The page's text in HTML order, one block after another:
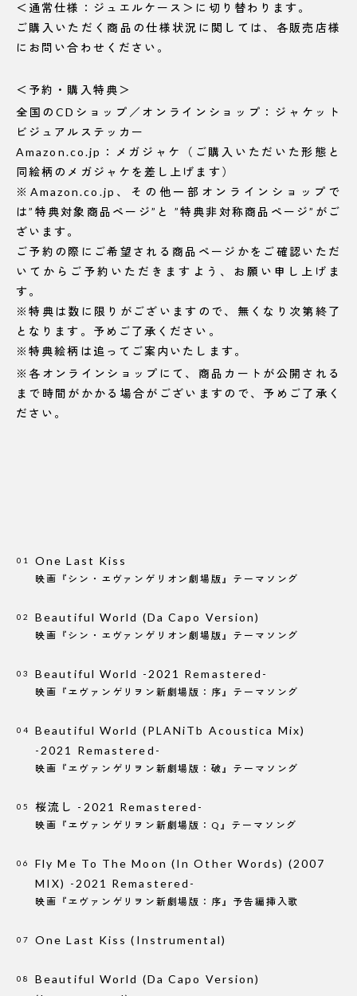
＜通常仕様：ジュエルケース＞に切り替わります。
ご購入いただく商品の仕様状況に関しては、各販売店様
にお問い合わせください。
＜予約・購入特典＞
全国のCDショップ／オンラインショップ：ジャケット
ビジュアルステッカー
Amazon.co.jp：メガジャケ（ご購入いただいた形態と
同絵柄のメガジャケを差し上げます）
※Amazon.co.jp、その他一部オンラインショップで
は”特典対象商品ページ”と ”特典非対称商品ページ”がご
ざいます。
ご予約の際にご希望される商品ページかをご確認いただ
いてからご予約いただきますよう、お願い申し上げま
す。
※特典は数に限りがございますので、無くなり次第終了
となります。予めご了承ください。
※特典絵柄は追ってご案内いたします。
※各オンラインショップにて、商品カートが公開される
まで時間がかかる場合がございますので、予めご了承く
ださい。
01 One Last Kiss
映画『シン・エヴァンゲリオン劇場版』テーマソング
02 Beautiful World (Da Capo Version)
映画『シン・エヴァンゲリオン劇場版』テーマソング
03 Beautiful World -2021 Remastered-
映画『ヱヴァンゲリヲン新劇場版：序』テーマソング
04 Beautiful World (PLANiTb Acoustica Mix)
-2021 Remastered-
映画『ヱヴァンゲリヲン新劇場版：破』テーマソング
05 桜流し -2021 Remastered-
映画『ヱヴァンゲリヲン新劇場版：Q』テーマソング
06 Fly Me To The Moon (In Other Words) (2007
MIX) -2021 Remastered-
映画『ヱヴァンゲリヲン新劇場版：序』予告編挿入歌
07 One Last Kiss(Instrumental)
08 Beautiful World (Da Capo Version)